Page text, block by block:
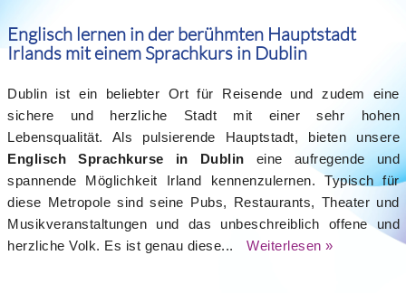
Englisch lernen in der berühmten Hauptstadt
Irlands mit einem Sprachkurs in Dublin
Dublin ist ein beliebter Ort für Reisende und zudem eine
sichere und herzliche Stadt mit einer sehr hohen
Lebensqualität. Als pulsierende Hauptstadt, bieten unsere
Englisch Sprachkurse in Dublin eine aufregende und
spannende Möglichkeit Irland kennenzulernen. Typisch für
diese Metropole sind seine Pubs, Restaurants, Theater und
Musikveranstaltungen und das unbeschreiblich offene und
herzliche Volk. Es ist genau diese...
Weiterlesen »